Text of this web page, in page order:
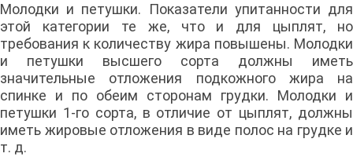
Молодки и петушки. Показатели упитанности для
этой категории те же, что и для цыплят, но
требования к количеству жира повышены. Молодки
и петушки высшего сорта должны иметь
значительные отложения подкожного жира на
спинке и по обеим сторонам грудки. Молодки и
петушки 1-го сорта, в отличие от цыплят, должны
иметь жировые отложения в виде полос на грудке и
т. д.